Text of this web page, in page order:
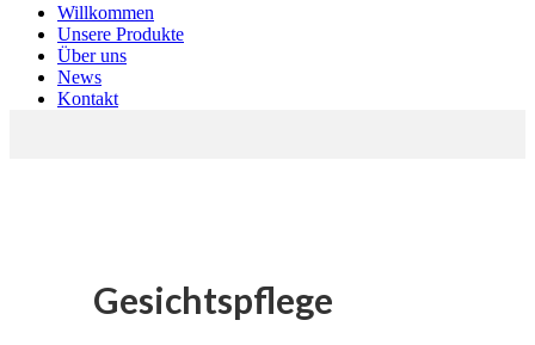
Willkommen
Unsere Produkte
Über uns
News
Kontakt
Gesichtspflege